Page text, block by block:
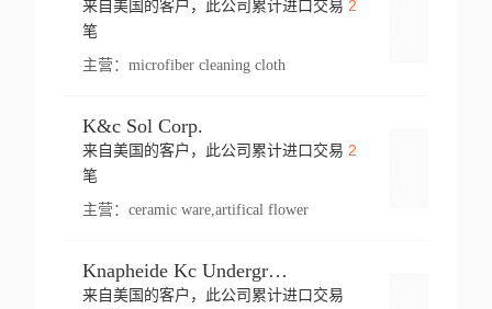
来自美国的客户，此公司累计进口交易 2
笔
主营： microfiber cleaning cloth
K&c Sol Corp.
来自美国的客户，此公司累计进口交易 2
笔
主营： ceramic ware,artifical flower
Knapheide Kc Underground
来自美国的客户，此公司累计进口交易